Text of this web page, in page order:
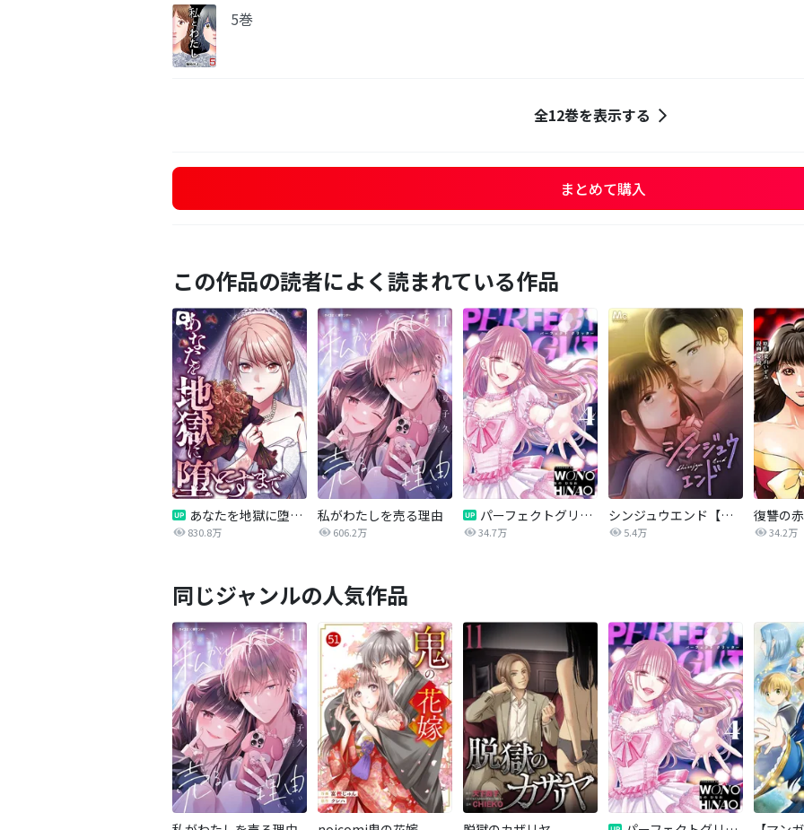
5巻
全12巻を表示する
まとめて購入
この作品の読者によく読まれている作品
あなたを地獄に堕とすまで
830.8万
私がわたしを売る理由
606.2万
パーフェクトグリッター
34.7万
シンジュウエンド【タテヨミ】
5.4万 34.2万
同じジャンルの人気作品